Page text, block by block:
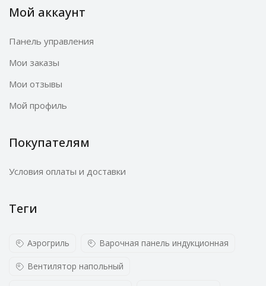
Мой аккаунт
Панель управления
Мои заказы
Мои отзывы
Мой профиль
Покупателям
Условия оплаты и доставки
Теги
Аэрогриль Варочная панель индукционная
Вентилятор напольный